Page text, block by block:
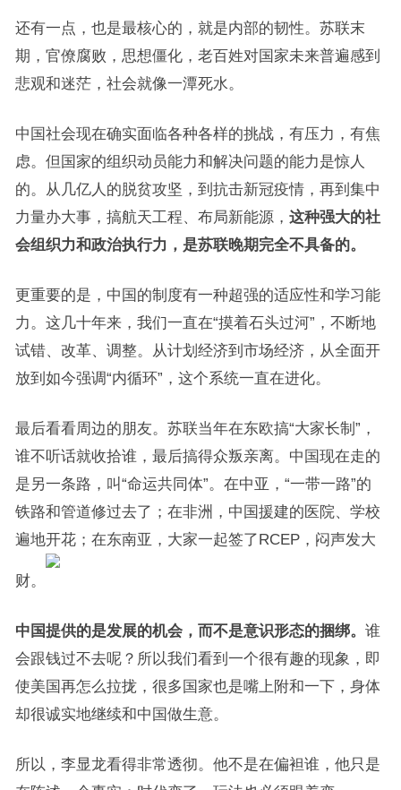
还有一点，也是最核心的，就是内部的韧性。苏联末
期，官僚腐败，思想僵化，老百姓对国家未来普遍感到
悲观和迷茫，社会就像一潭死水。
中国社会现在确实面临各种各样的挑战，有压力，有焦
虑。但国家的组织动员能力和解决问题的能力是惊人
的。从几亿人的脱贫攻坚，到抗击新冠疫情，再到集中
力量办大事，搞航天工程、布局新能源， 这种强大的社
会组织力和政治执行力，是苏联晚期完全不具备的。
更重要的是，中国的制度有一种超强的适应性和学习能
力。这几十年来，我们一直在“摸着石头过河”，不断地
试错、改革、调整。从计划经济到市场经济，从全面开
放到如今强调“内循环”，这个系统一直在进化。
最后看看周边的朋友。苏联当年在东欧搞“大家长制”，
谁不听话就收拾谁，最后搞得众叛亲离。中国现在走的
是另一条路，叫“命运共同体”。在中亚，“一带一路”的
铁路和管道修过去了；在非洲，中国援建的医院、学校
遍地开花；在东南亚，大家一起签了RCEP，闷声发大
财。
中国提供的是发展的机会，而不是意识形态的捆绑。 谁
会跟钱过不去呢？所以我们看到一个很有趣的现象，即
使美国再怎么拉拢，很多国家也是嘴上附和一下，身体
却很诚实地继续和中国做生意。
所以，李显龙看得非常透彻。他不是在偏袒谁，他只是